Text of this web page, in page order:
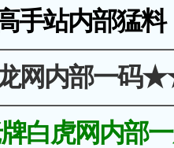
手站内部猛
网内部一码
白虎网内部